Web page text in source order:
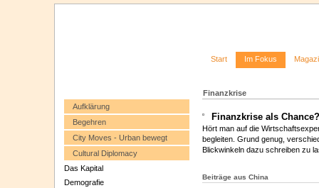
Start Im Fokus
Finanzkrise
Aufklärung
Begehren
City Moves - Urban bewegt
Cultural Diplomacy
Das Kapital
Demografie
Finanzkrise als Chance?
Hört man auf die
begleiten. Grund genug,
Blickwinkeln dazu schreiben zu
Beiträge aus China